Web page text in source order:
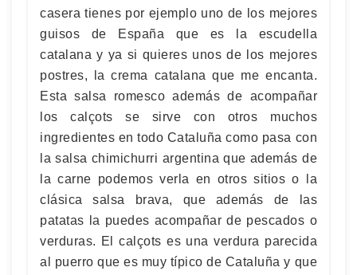
casera tienes por ejemplo uno de los mejores
guisos de España que es la escudella
catalana y ya si quieres unos de los mejores
postres, la crema catalana que me encanta.
Esta salsa romesco además de acompañar
los calçots se sirve con otros muchos
ingredientes en todo Cataluña como pasa con
la salsa chimichurri argentina que además de
la carne podemos verla en otros sitios o la
clásica salsa brava, que además de las
patatas la puedes acompañar de pescados o
verduras. El calçots es una verdura parecida
al puerro que es muy típico de Cataluña y que